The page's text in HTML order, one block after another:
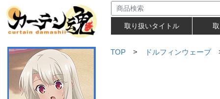
取り扱いタイトル
TOP > ドルフィンウェーブ